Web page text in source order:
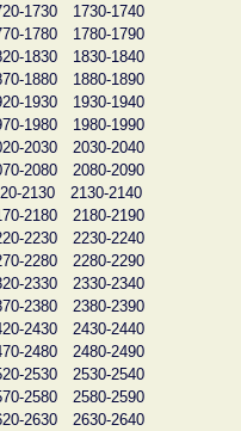
1730
1730-1740
1780
1780-1790
1830
1830-1840
1880
1880-1890
1930
1930-1940
1980
1980-1990
2030
2030-2040
2080
2080-2090
2130
2130-2140
2180
2180-2190
2230
2230-2240
2280
2280-2290
2330
2330-2340
2380
2380-2390
2430
2430-2440
2480
2480-2490
2530
2530-2540
2580
2580-2590
2630
2630-2640